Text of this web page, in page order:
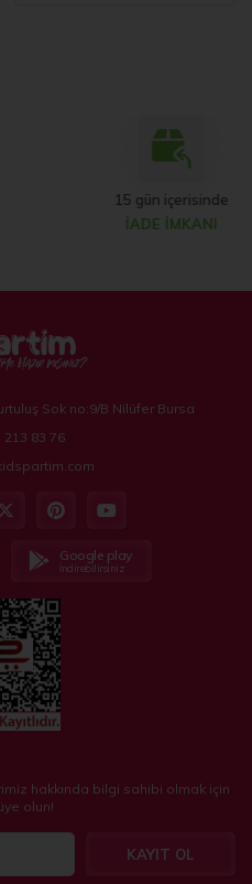
15 gün içerisinde
İADE İMKANI
Sok no:9/B Nilüfer Bursa
213 83 76
Google play
İndirebilirsiniz
hakkında bilgi sahibi olmak için
olun!
KAYIT OL